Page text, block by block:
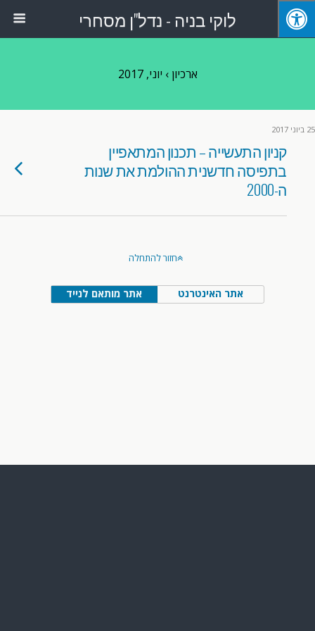
לוקי בניה - נדל"ן מסחרי
ארכיון › יוני, 2017
25 ביוני 2017
קניון התעשייה – תכנון המתאפיין
בתפיסה חדשנית ההולמת את שנות
ה-2000
חזור להתחלה
אתר מותאם לנייד אתר האינטרנט